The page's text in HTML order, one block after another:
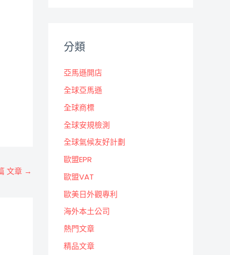
文章 →
分類
亞馬遜開店
全球亞馬遜
全球商標
全球安規檢測
全球氣候友好計劃
歐盟EPR
歐盟VAT
歐美日外觀專利
海外本土公司
熱門文章
精品文章